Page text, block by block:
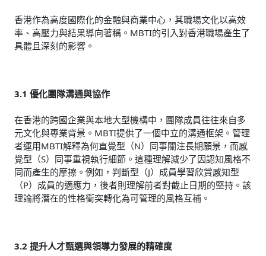
香港作為高度國際化的金融與商業中心，其職場文化以高效
率、高壓力與結果導向著稱。MBTI的引入對香港職場產生了
具體且深刻的影響。
3.1 優化團隊溝通與協作
在香港的跨國企業與本地大型機構中，團隊成員往往來自多
元文化與專業背景。MBTI提供了一個中立的溝通框架。管理
者運用MBTI解釋為何直覺型（N）同事關注長期願景，而感
覺型（S）同事重視執行細節。這種理解減少了因認知風格不
同而產生的摩擦。例如，判斷型（J）成員學習欣賞感知型
（P）成員的適應力，後者則理解前者對截止日期的堅持。該
理論將潛在的性格衝突轉化為可管理的風格互補。
3.2 提升人才甄選與領導力發展的精確度